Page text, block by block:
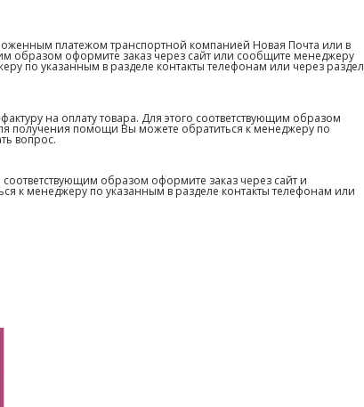
платежом транспортной компанией Новая Почта или в
образом оформите заказ через сайт или сообщите менеджеру
по указанным в разделе контакты телефонам или через раздел
на оплату товара. Для этого соответствующим образом
получения помощи Вы можете обратиться к менеджеру по
вопрос.
образом оформите заказ через сайт и
к менеджеру по указанным в разделе контакты телефонам или